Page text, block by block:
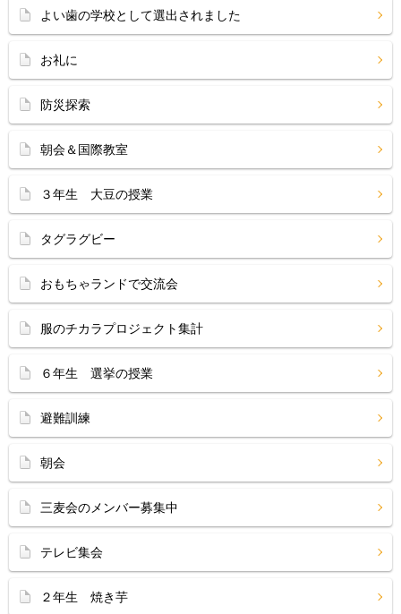
よい歯の学校として選出されました
お礼に
防災探索
朝会＆国際教室
３年生 大豆の授業
タグラグビー
おもちゃランドで交流会
服のチカラプロジェクト集計
６年生 選挙の授業
避難訓練
朝会
三麦会のメンバー募集中
テレビ集会
２年生 焼き芋